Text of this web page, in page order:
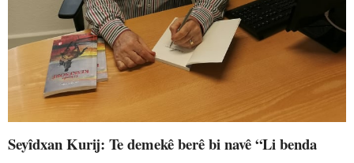
Seyîdxan Kurij: Te demekê berê bi navê “Li benda